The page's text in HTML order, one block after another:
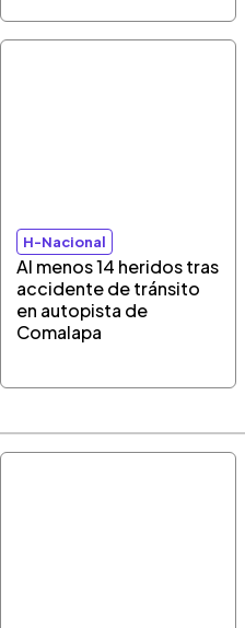
H-Nacional
Al menos 14 heridos tras
accidente de tránsito
en autopista de
Comalapa